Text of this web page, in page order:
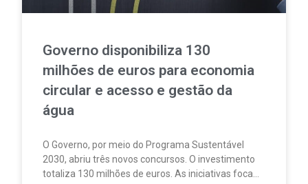
Governo disponibiliza 130
milhões de euros para economia
circular e acesso e gestão da
água
O Governo, por meio do Programa Sustentável
2030, abriu três novos concursos. O investimento
totaliza 130 milhões de euros. As iniciativas focam